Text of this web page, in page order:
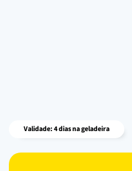
Validade: 4 dias na geladeira